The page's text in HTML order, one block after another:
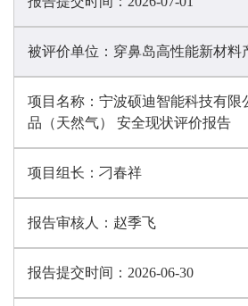
被评价单位： 穿鼻岛高性能新材料
项目名称： 宁波硕迪智能科技有限
品（天然气） 安全现状评价报告
项目组长： 刁春祥
报告审核人： 赵季飞
报告提交时间： 2026-06-30